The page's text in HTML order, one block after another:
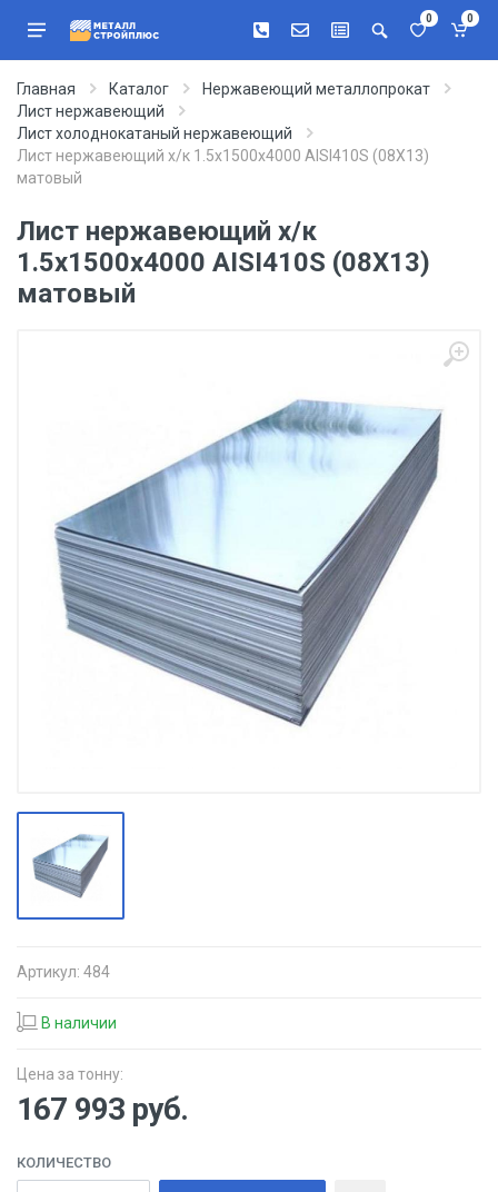
0 0
Главная Каталог
Нержавеющий металлопрокат
Лист нержавеющий
Лист холоднокатаный нержавеющий
Лист нержавеющий х/к 1.5х1500х4000 AISI410S (08Х13)
матовый
Лист нержавеющий х/к
1.5х1500х4000 AISI410S (08Х13)
матовый
Артикул: 484
В наличии
Цена за тонну:
167 993 руб.
КОЛИЧЕСТВО